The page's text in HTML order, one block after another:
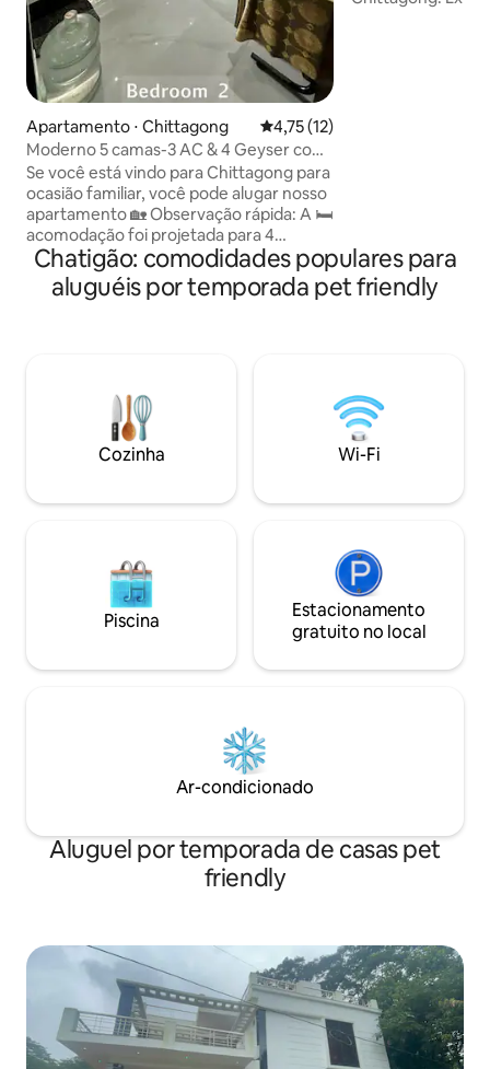
Apartamento ⋅ Chittagong 4,75 de uma avaliação média
4,75 (12)
Moderno 5 camas-3 AC & 4 Geyser com
Cozinha de Jantar
Se você está vindo para Chittagong para
ocasião familiar, você pode alugar nosso
apartamento 🏡 Observação rápida: A 🛏️
acomodação foi projetada para 4
hóspedes ou uma família de 6 a 8
pessoas. 🚱 Água potável e comida não
inclusas, mas facilmente
permanece fresco. 💡 Você pode passar
o tempo em família na sala de jantar e na
sala de TV. 🛁 4 banheiros: 1 banheira, 2
completos, 1 lavabo disponível. 🌊 Ótima
Estacionamento 🚙 gratuito!
privilégios.
Chatigão: comodidades populares para
aluguéis por temporada pet friendly
Cozinha Wi-Fi
Piscina
Estacionamento
gratuito no local
Ar-condicionado
Aluguel por temporada de casas pet
friendly